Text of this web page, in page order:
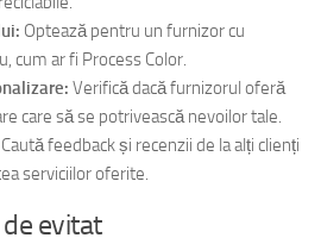
Optează pentru un furnizor cu
cum ar fi Process Color.
Verifică dacă furnizorul oferă
care să se potrivească nevoilor tale.
Caută feedback și recenzii de la alți clienți
serviciilor oferite.
evitat